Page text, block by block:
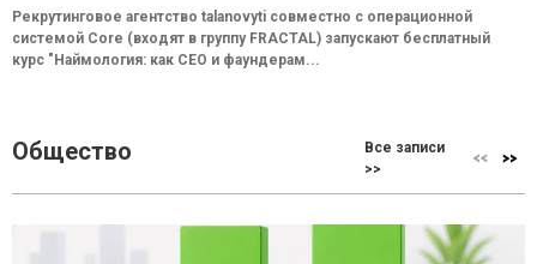
Рекрутинговое агентство talanovyti совместно с операционной
системой Core (входят в группу FRACTAL) запускают бесплатный
курс "Наймология: как СEO и фаундерам...
Общество
Все записи
>>